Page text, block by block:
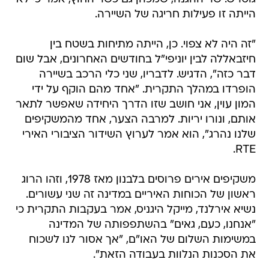
הייתה זו פעילות חריגה של השיירה.
"זה היה לא צפוי. כן, הייתה מתיחות בשטח בין
חיזבאללה לבין יוניפי"ל בחודשים האחרונים, אבל שום
דבר כזה", הדגיש. לדבריו, שני כלי הרכב בשיירה
הופרדו במהלך התקרית. "אחד מהם הוקף על ידי
המון עוין, אני חושב שזו הדרך היחידה שאפשר לתאר
אותם, ונורו יריות. למרבה הצער, אחד מהמשקיפים
שלנו נהרג", הוא אמר לערוץ השידור הציבורי האירי
RTE.
משקיפים אירים פרוסים בלבנון מאז 1978, וזהו הרוג
ראשון של הכוחות האיריים במדינה זה שני עשורים.
נשיא אירלנד, מייקל היגניס, אמר בעקבות התקרית כי
"אנחנו, כעם, גאים" בהשתפפותה של המדינה
במשימות השלום של האו"ם, "אך אסור לנו לשכוח
את הסכנות הנלוות בעבודה הזאת".